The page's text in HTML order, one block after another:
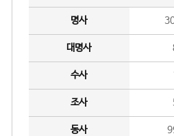
명사
대명사
수사
조사
동사